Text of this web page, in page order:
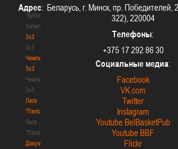
-
"Кубок
Халипского"
3x3
3x3
Чемпионат
3х3
Чемпионат
3х3
Лига
"Палова"
Лига
"Палова"
Документы
Адрес: Беларусь, г. Минск, пр. Победителей,
322), 220004
Телефоны:
+375 17 292 86 30
Социальные медиа:
Facebook
VK.com
Twitter
Instagram
Youtube BelBasketPub
Youtube BBF
Flickr